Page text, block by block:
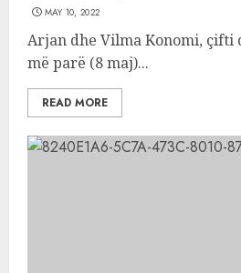
MAY 10, 2022
Arjan dhe Vilma Konomi, çifti
më parë (8 maj)...
READ MORE